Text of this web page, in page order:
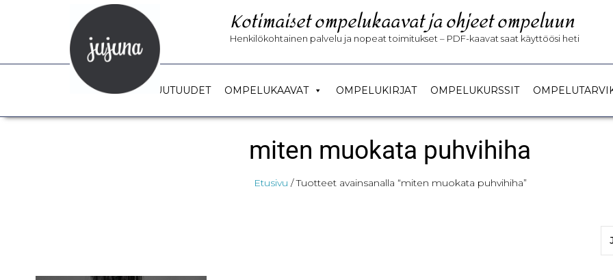
Kotimaiset ompelukaavat ja ohjeet ompeluun
Henkilökohtainen palvelu ja nopeat toimitukset – PDF-kaavat saat käyttöösi heti
UUTUUDET OMPELUKAAVAT OMPELUKIRJAT OMPELUKURSSIT
miten muokata puhvihiha
Etusivu / Tuotteet avainsanalla “miten muokata puhvihiha”